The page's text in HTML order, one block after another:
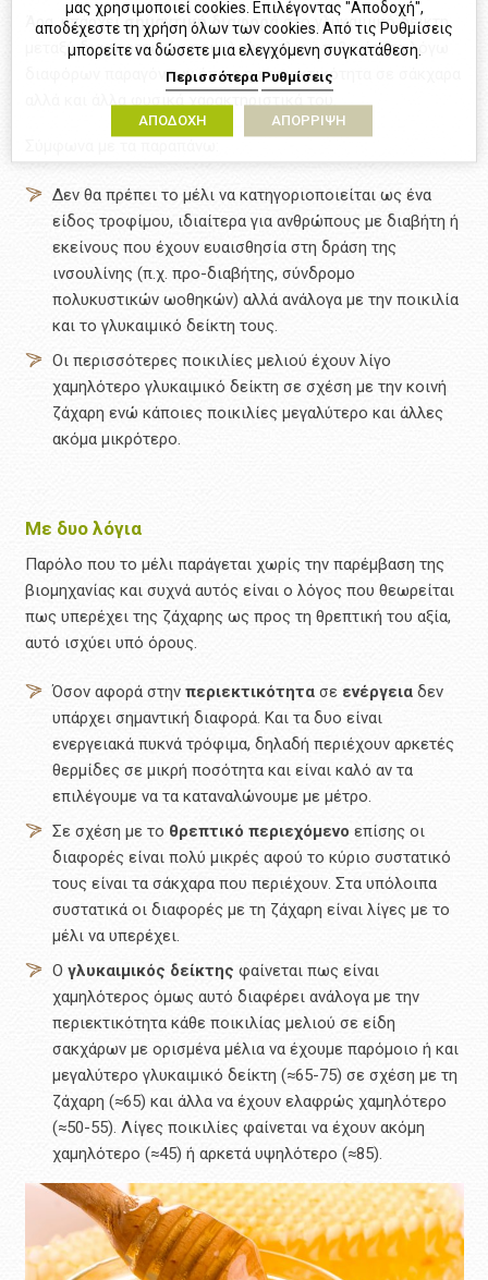
Άρα, υπάρχεισημαντική διαφοράστο γλυκαιμικό δείκτη
μεταξύ διαφορετικών ποικιλιών μελιού πιθανότητα λόγω
διαφόρων παραγόντων όπως η περιεκτικότητα σε σάκχαρα
αλλά και άλλα φυσικά χαρακτηριστικά του.
Δεν θα πρέπει το μέλι να κατηγοριοποιείται ως ένα
είδος τροφίμου, ιδιαίτερα για ανθρώπους με διαβήτη ή
εκείνους που έχουν ευαισθησία στη δράση της
ινσουλίνης (π.χ. προ-διαβήτης, σύνδρομο
πολυκυστικών ωοθηκών) αλλά ανάλογα με την ποικιλία
και το γλυκαιμικό δείκτη τους.
Οι περισσότερες ποικιλίες μελιού έχουν λίγο
χαμηλότερο γλυκαιμικό δείκτη σε σχέση με την κοινή
ζάχαρη ενώ κάποιες ποικιλίες μεγαλύτερο και άλλες
ακόμα μικρότερο.
Με δυο λόγια
Παρόλο που το μέλι παράγεται χωρίς την παρέμβαση της
βιομηχανίας και συχνά αυτός είναι ο λόγος που θεωρείται
πως υπερέχει της ζάχαρης ως προς τη θρεπτική του αξία,
αυτό ισχύει υπό όρους.
Όσον αφορά στην περιεκτικότητασε ενέργειαδεν
υπάρχει σημαντική διαφορά. Και τα δυο είναι
ενεργειακά πυκνά τρόφιμα, δηλαδή περιέχουν αρκετές
θερμίδες σε μικρή ποσότητα και είναι καλό αν τα
επιλέγουμε να τα καταναλώνουμε με μέτρο.
Σε σχέση με το θρεπτικό περιεχόμενο επίσης οι
διαφορές είναι πολύ μικρές αφού το κύριο συστατικό
τους είναι τα σάκχαρα που περιέχουν. Στα υπόλοιπα
συστατικά οι διαφορές με τη ζάχαρη είναι λίγες με το
μέλι να υπερέχει.
Ο γλυκαιμικός δείκτης φαίνεται πως είναι
χαμηλότερος όμως αυτό διαφέρει ανάλογα με την
περιεκτικότητα κάθε ποικιλίας μελιού σε είδη
σακχάρων με ορισμένα μέλια να έχουμε παρόμοιο ή και
μεγαλύτερο γλυκαιμικό δείκτη (≈65-75) σε σχέση με τη
ζάχαρη (≈65) και άλλα να έχουν ελαφρώς χαμηλότερο
(≈50-55). Λίγες ποικιλίες φαίνεται να έχουν ακόμη
χαμηλότερο (≈45) ή αρκετά υψηλότερο (≈85).
μας χρησιμοποιεί cookies. Επιλέγοντας "Αποδοχή",
αποδέχεστε τη χρήση όλων των cookies. Από τις Ρυθμίσεις
μπορείτε να δώσετε μια ελεγχόμενη συγκατάθεση.
Περισσότερα Ρυθμίσεις
ΑΠΟΔΟΧΗ ΑΠΟΡΡΙΨΗ